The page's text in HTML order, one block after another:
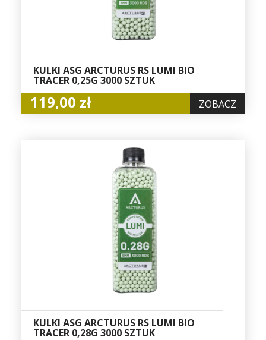
KULKI ASG ARCTURUS RS LUMI BIO
TRACER 0,25G 3000 SZTUK
119,00 zł ZOBACZ
KULKI ASG ARCTURUS RS LUMI BIO
TRACER 0,28G 3000 SZTUK